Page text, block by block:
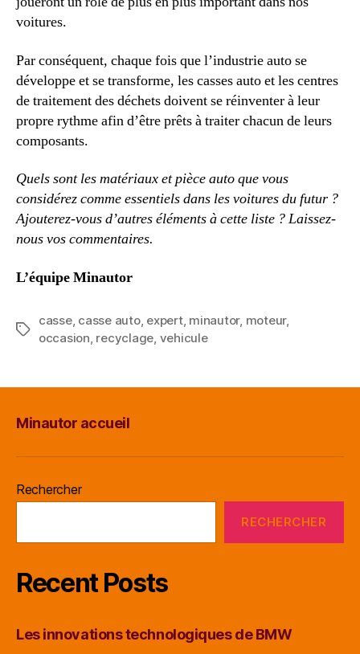
voitures.
Par conséquent, chaque fois que l’industrie auto se
développe et se transforme, les casses auto et les centres
de traitement des déchets doivent se réinventer à leur
propre rythme afin d’être prêts à traiter chacun de leurs
composants.
Quels sont les matériaux et pièce auto que vous
considérez comme essentiels dans les voitures du futur ?
Ajouterez-vous d’autres éléments à cette liste ? Laissez-
nous vos commentaires.
L’équipe Minautor
Étiquettes
casse, casse auto, expert, minautor, moteur,
occasion recyclage vehicule
Minautor accueil
Rechercher
RECHERCHER
Recent Posts
Les innovations technologiques de BMW